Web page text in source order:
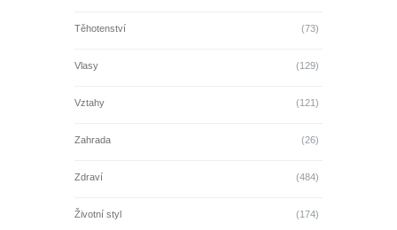
Těhotenství (73)
Vlasy (129)
Vztahy (121)
Zahrada (26)
Zdraví (484)
Životní styl (174)